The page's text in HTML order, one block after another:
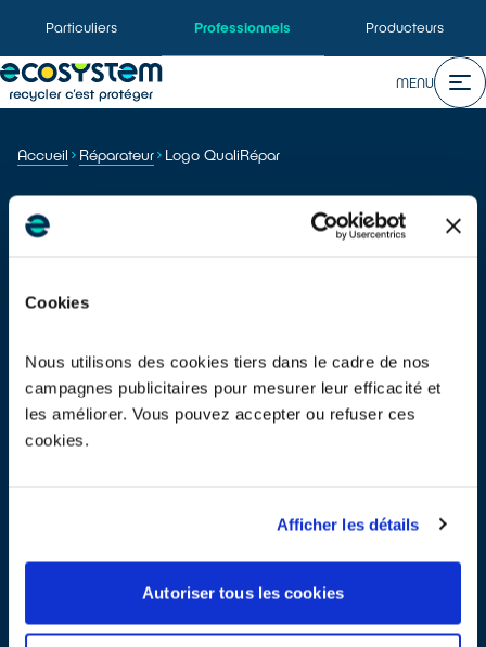
Cookies
Nous utilisons des cookies tiers dans le cadre de nos
campagnes publicitaires pour mesurer leur efficacité et
les améliorer. Vous pouvez accepter ou refuser ces
cookies.
Afficher les détails
Autoriser tous les cookies
Particuliers Professionnels Producteurs
MENU
Accueil Réparateur Logo QualiRépar
TOUTES NOS RESSOURCES
Retrouvez ici les fichiers du logo, ainsi que ses règles d'utilisation.
Partager :
QualiRépar : Pack logo et charte d'utilisation